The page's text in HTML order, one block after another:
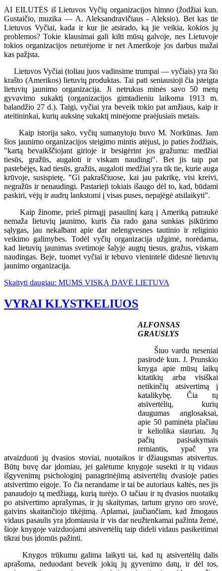
AI EILUTĖS iš Lietuvos Vyčių organizacijos himno (žodžiai kun.
Gustaičio, muzika — A. Aleksandravičiaus - Aleksio). Bet kas tie
Lietuvos Vyčiai, kada ir kur jie atsirado, ką jie veikia, kokios jų
problemos? Tokie klausimai gali kilti mūsų galvoje, nes Lietuvoje
tokios organizacijos neturėjome ir net Amerikoje jos darbus mažai
kas pažįsta.
Lietuvos Vyčiai (toliau juos vadinsime trumpai — vyčiais) yra šio
krašto (Amerikos) lietuvių produktas. Tai pati seniausioji čia įsteigta
lietuvių jaunimo organizacija. Ji netrukus minės savo 50 metų
gyvavimo sukaktį (organizacijos gimtadieniu laikoma 1913 m.
balandžio 27 d.). Taigi, vyčiai yra beveik tokio pat amžiaus, kaip ir
ateitininkai, kurių auksinę sukaktį minėjome praėjusiais metais.
Kaip istorija sako, vyčių sumanytoju buvo M. Norkūnas. Jam
šios jaunimo organizacijos steigimo mintis atėjusi, jo paties žodžiais,
"kartą bevaikščiojant girioje ir besigėrint jos gražumu: medžiai
tiesūs, gražūs, augaloti ir viskam naudingi". Bet jis taip pat
pastebėjęs, kad tiesūs, gražūs, augaloti medžiai yra tik tie, kurie auga
krūvoje, susispietę. "Gi pakraščiuose, kai jau pakrikę, visi kreivi,
negražūs ir nenaudingi. Pastarieji tokiais išaugo dėl to, kad, būdami
paskiri, vėjų ir audrų lankstomi į visas puses, nepajėgė atsilaikyti".
Kaip žinome, prieš pirmąjį pasaulinį karą į Ameriką patraukė
nemaža lietuvių jaunimo, kuris čia rado gana sunkias įsikūrimo
sąlygas, jau nekalbant apie dar nelengvesnes tautinio ir religinio
veikimo galimybes. Todėl vyčių organizacija užgimė, norėdama,
kad lietuvių jaunimas svetimoje šalyje augtų tiesus, gražus, viskam
naudingas. Beje, tuomet vyčiai ir tebuvo vienintelė didesnė lietuvių
jaunimo organizacija.
Skaityti daugiau: MUMS VISKĄ DAVĖ LIETUVA
VYRAI KLYSTKELIUOS
ALFONSAS
GRAUSLYS
Šiuo vardu neseniai
pasirodė kun. J. Prunskio
knyga apie mūsų laikų
kitatikių arba visiškai
netikinčių atsivertimą į
katalikybę. Čia tų
atsivertėlių, kurių
daugumas anglosaksai,
apie 50 paminėta plačiau
ir keliolika siauriau. Jų
pačių pasisakymais
remiantis, ypač yra
atvaizduoti jų dvasios stoviai, nuotaikos ir džiaugsmas atsivertus.
Būtų buvę dar įdomiau, jei galėtume knygoje susekti ir tų vidaus
išgyvenimų psichologinį panagrinėjimą atsivertėlių dvasioje paties
atsivertimo eigoje. To čia nerandame ir tai be autoriaus kaltės, nes jis
panaudojo tą medžiagą, kurią turėjo. O tačiau ir tų dvasios nuotaikų
po atsivertimo aprašymas, ir jų skaitymas, tartum gryno oro srovė,
gaivins skaitančiojo tikėjimą. Aplamai, jaučiančiam, kad žmogaus
vidaus pasaulis yra įdomiausia ir vis dar neužtenkamai pažinta žemė,
šioje knygoje vaizduojami atsivertėlių taip dideli vidaus pasikeitimai
tikrai bus įdomūs pažinti.
Knygos trūkumu galima laikyti tai, kad tų atsivertėlių dalis
aprašoma, neduodant beveik jokių jų gyvenimo datų, ir dėl tos,